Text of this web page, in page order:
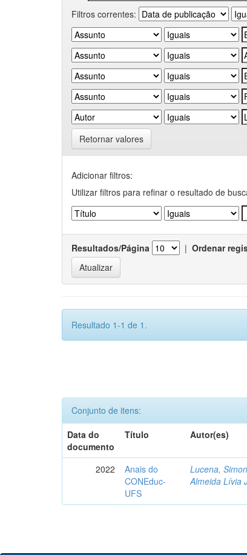
Filtros correntes:
Retornar valores
Adicionar filtros:
Utilizar filtros para refinar o resultado de
Resultados/Página | Ordenar
Resultado 1-1 de 1.
Conjunto de itens:
Data do
documento
Título Autor(es)
2022
Anais do
CONEduc-
UFS
Lucena,
Almeida Lívia